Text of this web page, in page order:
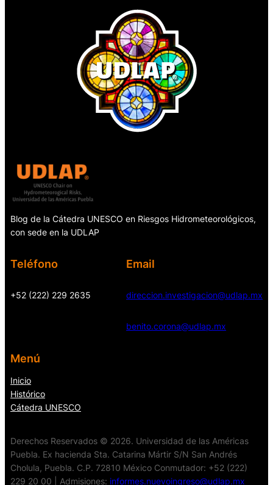
Blog de la Cátedra UNESCO en Riesgos Hidrometeorológicos,
con sede en la UDLAP
Teléfono
+52 (222) 229 2635
Email
direccion.investigacion@udlap.mx
benito.corona@udlap.mx
Menú
Inicio
Histórico
Cátedra UNESCO
Derechos Reservados © 2026. Universidad de las Américas
Puebla. Ex hacienda Sta. Catarina Mártir S/N San Andrés
Cholula, Puebla. C.P. 72810 México Conmutador: +52 (222)
229 20 00 | Admisiones: informes.nuevoingreso@udlap.mx